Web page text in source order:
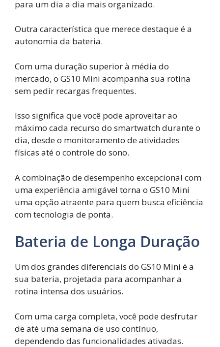
para um dia a dia mais organizado.
Outra característica que merece destaque é a
autonomia da bateria.
Com uma duração superior à média do
mercado, o GS10 Mini acompanha sua rotina
sem pedir recargas frequentes.
Isso significa que você pode aproveitar ao
máximo cada recurso do smartwatch durante o
dia, desde o monitoramento de atividades
físicas até o controle do sono.
A combinação de desempenho excepcional com
uma experiência amigável torna o GS10 Mini
uma opção atraente para quem busca eficiência
com tecnologia de ponta.
Bateria de Longa Duração
Um dos grandes diferenciais do GS10 Mini é a
sua bateria, projetada para acompanhar a
rotina intensa dos usuários.
Com uma carga completa, você pode desfrutar
de até uma semana de uso contínuo,
dependendo das funcionalidades ativadas.